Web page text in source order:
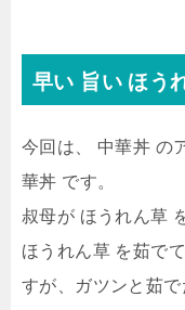
早い 旨い ほう
今回は、 中華丼 の
華丼 です。
叔母が ほうれん草
ほうれん草 を茹で
すが、ガツンと茹